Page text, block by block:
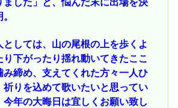
しては、山の尾根の上を歩くよ
り下がったり揺れ動いてきたここ
み締め、支えてくれた方々一人ひ
祈りを込めて歌いたいと思ってい
今年の大晦日は宜しくお願い致し